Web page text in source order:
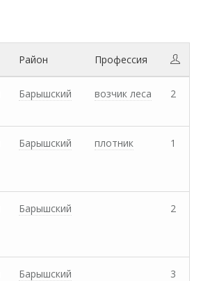
Район Профессия
Барышский возчик леса 2
Барышский плотник 1
Барышский 2
Барышский 3